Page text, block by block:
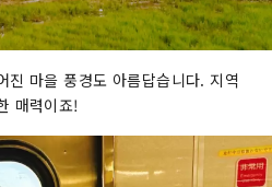
진 마을 풍경도 아름답습니다. 지역
매력이죠!